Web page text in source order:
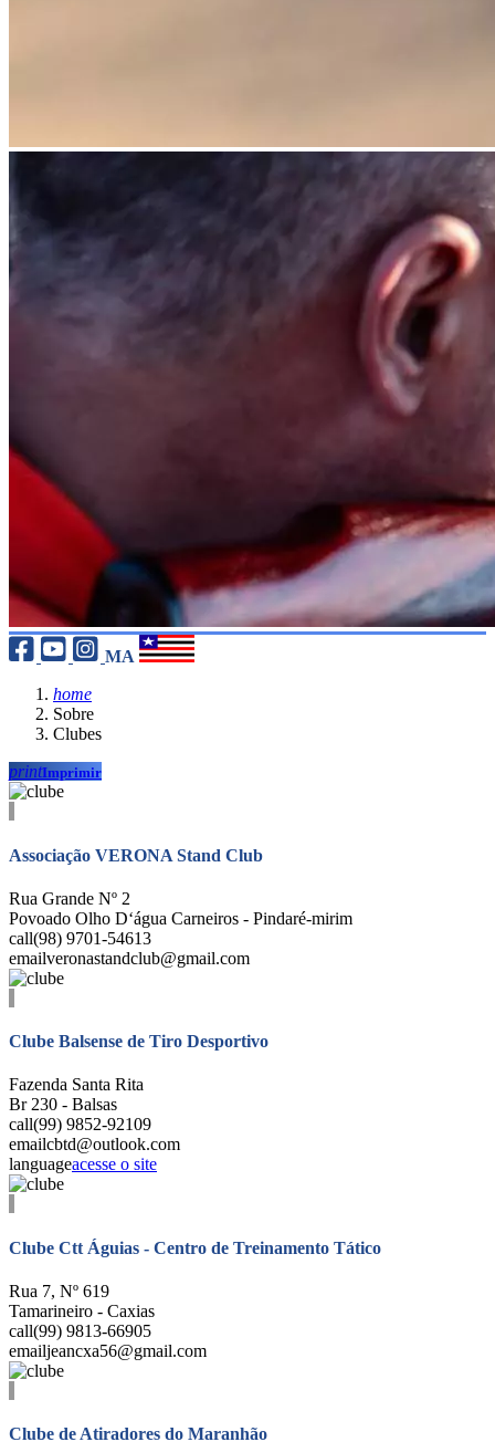
MA
home
Sobre
Clubes
printImprimir
Associação VERONA Stand Club
Rua Grande Nº 2
Povoado Olho D‘água Carneiros - Pindaré-mirim
call(98) 9701-54613
emailveronastandclub@gmail.com
Clube Balsense de Tiro Desportivo
Fazenda Santa Rita
Br 230 - Balsas
call(99) 9852-92109
emailcbtd@outlook.com
languageacesse o site
Clube Ctt Águias - Centro de Treinamento Tático
Rua 7, Nº 619
Tamarineiro - Caxias
call(99) 9813-66905
emailjeancxa56@gmail.com
Clube de Atiradores do Maranhão